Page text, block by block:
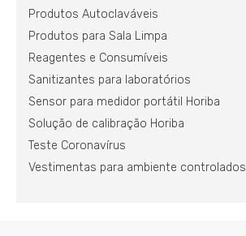
Produtos Autoclaváveis
Produtos para Sala Limpa
Reagentes e Consumíveis
Sanitizantes para laboratórios
Sensor para medidor portátil Horiba
Solução de calibração Horiba
Teste Coronavírus
Vestimentas para ambiente controlados